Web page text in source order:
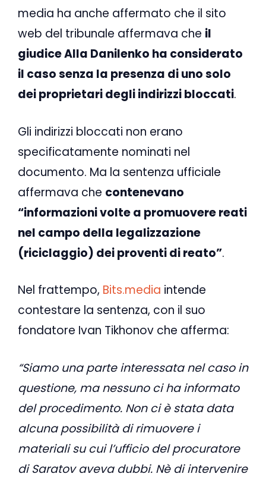
media ha anche affermato che il sito
web del tribunale affermava che il
giudice Alla Danilenko ha considerato
il caso senza la presenza di uno solo
dei proprietari degli indirizzi bloccati.
Gli indirizzi bloccati non erano
specificatamente nominati nel
documento. Ma la sentenza ufficiale
affermava che contenevano
“informazioni volte a promuovere reati
nel campo della legalizzazione
(riciclaggio) dei proventi di reato”.
Nel frattempo, Bits.media intende
contestare la sentenza, con il suo
fondatore Ivan Tikhonov che afferma:
“Siamo una parte interessata nel caso in
questione, ma nessuno ci ha informato
del procedimento. Non ci è stata data
alcuna possibilità di rimuovere i
materiali su cui l’ufficio del procuratore
di Saratov aveva dubbi. Nè di intervenire